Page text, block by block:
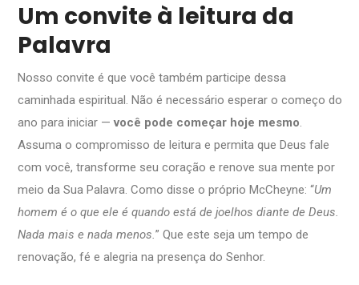
Um convite à leitura da
Palavra
Nosso convite é que você também participe dessa
caminhada espiritual. Não é necessário esperar o começo do
ano para iniciar —você pode começar hoje mesmo.
Assuma o compromisso de leitura e permita que Deus fale
com você, transforme seu coração e renove sua mente por
meio da Sua Palavra. Como disse o próprio McCheyne: “Um
homem é o que ele é quando está de joelhos diante de Deus.
Nada mais e nada menos.” Que este seja um tempo de
renovação, fé e alegria na presença do Senhor.